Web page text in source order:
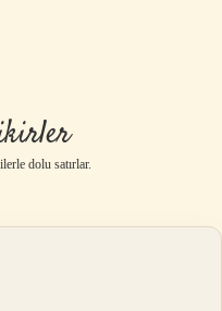
dolu satırlar.